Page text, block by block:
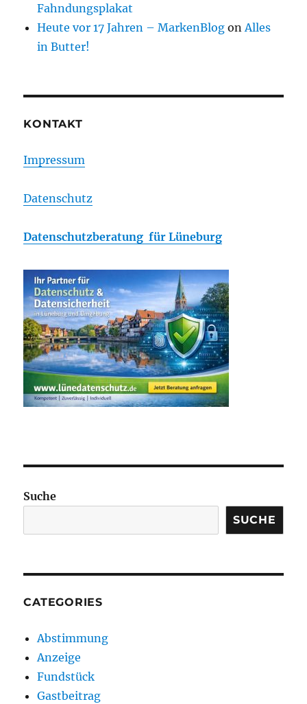
Fahndungsplakat
Heute vor 17 Jahren – MarkenBlog onAlles
in Butter!
KONTAKT
Impressum
Datenschutz
Datenschutzberatung für Lüneburg
Suche
SUCHE
CATEGORIES
Abstimmung
Anzeige
Fundstück
Gastbeitrag